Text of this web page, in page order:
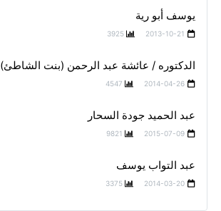
يوسف أبو رية
2013-10-21
3925
الدكتوره / عائشة عبد الرحمن (بنت الشاطئ)
2014-04-26
4547
عبد الحميد جودة السحار
2015-07-09
9821
عبد التواب يوسف
2014-03-20
3375